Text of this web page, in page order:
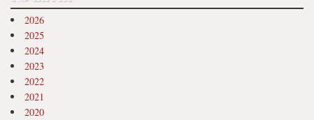
2026
2025
2024
2023
2022
2021
2020